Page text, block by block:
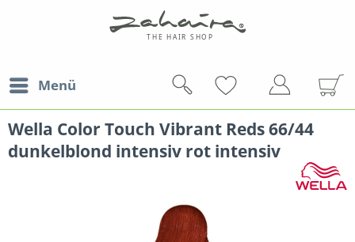
Menü
Wella Color Touch Vibrant Reds 66/44
dunkelblond intensiv rot intensiv